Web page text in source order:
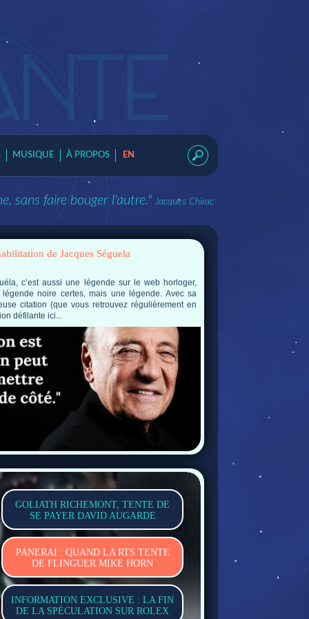
MUSIQUE À PROPOS EN
sans faire bouger l'autre." Jacques Chirac
de Jacques Séguela
c’est aussi une légende sur le web horloger,
noire certes, mais une légende. Avec sa
citation (que vous retrouvez régulièrement en
défilante ici...
GOLIATH RICHEMONT, TENTE DE
SE PAYER DAVID AUGARDE
PANERAI : QUAND LA RTS TENTE
DE FLINGUER MIKE HORN
INFORMATION EXCLUSIVE : LA FIN
DE LA SPÉCULATION SUR ROLEX